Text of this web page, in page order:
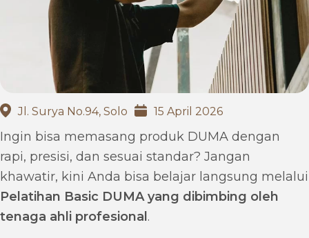
Jl. Surya No.94, Solo 15 April 2026
Ingin bisa memasang produk DUMA dengan
rapi, presisi, dan sesuai standar? Jangan
khawatir, kini Anda bisa belajar langsung melalui
Pelatihan Basic DUMA yang dibimbing oleh
tenaga ahli profesional.